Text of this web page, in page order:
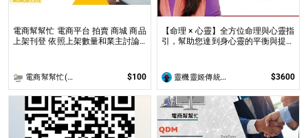
電商幫幫忙 電商平台 拍賣 商城 商品
上架刊登 依照上架數量和業主討論
電商幫幫忙(電商平台代營運/電商上架/運營策略/網路行銷) $100
【命理 × 心靈】全方位命理與心靈指
引，幫助您達到身心靈的平衡與提升
靈機靈姬傳統文化學院 $3600